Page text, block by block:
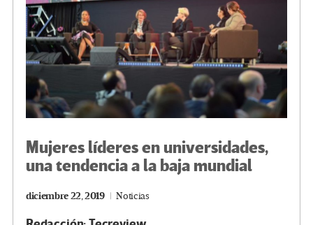
Mujeres líderes en universidades,
una tendencia a la baja mundial
diciembre 22, 2019 Noticias